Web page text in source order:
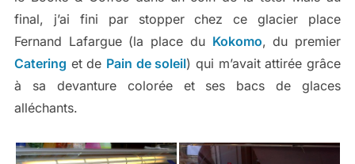
final, j’ai fini par stopper chez ce glacier place
Fernand Lafargue (la place du Kokomo, du premier
Catering et de Pain de soleil) qui m’avait attirée grâce
à sa devanture colorée et ses bacs de glaces
alléchants.